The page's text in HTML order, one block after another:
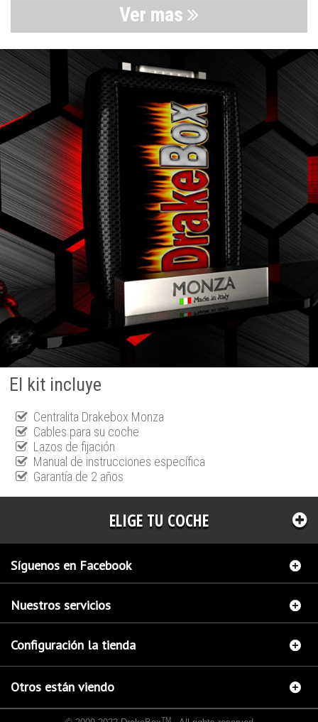
Ver mas
El kit incluye
Centralita Drakebox Monza
Cables para su coche
Lazos de fijación
Manual de instrucciones específica
Garantía de 2 años
ELIGE TU COCHE
Síguenos en Facebook
Nuestros servicios
Configuración la tienda
Otros están viendo
TM